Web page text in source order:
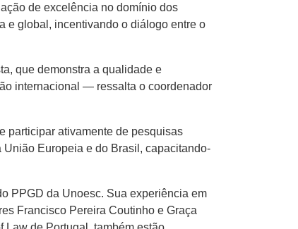
de excelência no domínio dos
e global, incentivando o diálogo entre o
que demonstra a qualidade e
internacional — ressalta o coordenador
participar ativamente de pesquisas
Europeia e do Brasil, capacitando-
PPGD da Unoesc. Sua experiência em
Francisco Pereira Coutinho e Graça